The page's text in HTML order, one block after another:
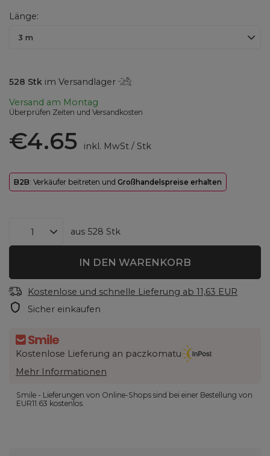
Länge
3 m
528 Stk im Versandlager
Versand am Montag
Überprüfen Zeiten und Versandkosten
€4.65 inkl. MwSt/ Stk
B2B: Verkäufer beitreten und Großhandelspreise erhalten
aus 528 Stk
IN DEN WARENKORB
Kostenlose und schnelle Lieferung ab 11,63 EUR
Sicher einkaufen
Kostenlose Lieferung an paczkomatu
Mehr Informationen
Smile - Lieferungen von Online-Shops sind bei einer Bestellung von
EUR11.63 kostenlos.